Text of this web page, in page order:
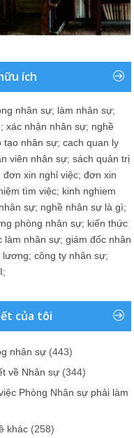
ích
nhân sự; làm nhân sự;
; xác nhận nhân sự; nghề
tạo nhân sự; cach quan ly
viên nhân sự; sách quản trị
đơn xin nghỉ việc; đơn xin
tìm việc; kinh nghiem
sự; nghề nhân sự là gì;
phòng nhân sự; kiến thức
làm nhân sự; giám đốc nhân
lương; công ty nhân sự;
;
của tôi
nhân sự (443)
về Nhân sự (344)
Phòng Nhân sự phải làm
khác (258)